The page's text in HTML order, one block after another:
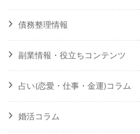
債務整理情報
副業情報・役立ちコンテンツ
占い(恋愛・仕事・金運)コラム
婚活コラム